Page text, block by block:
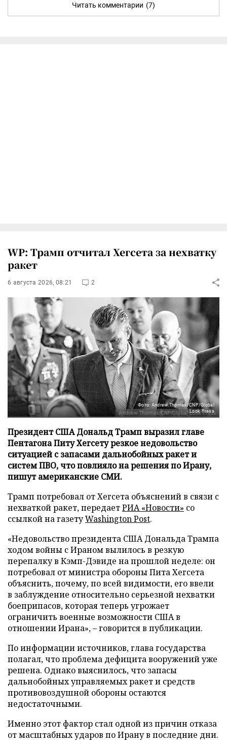
Читать комментарии (7)
WP: Трамп отчитал Хегсета за нехватку
ракет
6 августа 2026, 08:21 2
Фото: Andrew Thomas/CNP/Global
Look Press
Президент США Дональд Трамп выразил главе
Пентагона Питу Хегсету резкое недовольство
ситуацией с запасами дальнобойных ракет и
систем ПВО, что повлияло на решения по Ирану,
пишут американские СМИ.
Трамп потребовал от Хегсета объяснений в связи с
нехваткой ракет, передаетРИА «Новости» со
ссылкой на газетуWashington Post.
«Недовольство президента США Дональда Трампа
ходом войны с Ираном вылилось в резкую
перепалку в Кэмп-Дэвиде на прошлой неделе: он
потребовал от министра обороны Пита Хегсета
объяснить, почему, по всей видимости, его ввели
в заблуждение относительно серьезной нехватки
боеприпасов, которая теперь угрожает
ограничить военные возможности США в
отношении Ирана», – говорится в публикации.
По информации источников, глава государства
полагал, что проблема дефицита вооружений уже
решена. Однако выяснилось, что запасы
дальнобойных управляемых ракет и средств
противовоздушной обороны остаются
недостаточными.
Именно этот фактор стал одной из причин отказа
от масштабных ударов по Ирану в последние дни.